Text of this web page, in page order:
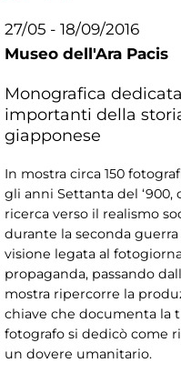
27/05 - 18/09/2016
Museo dell'Ara Pacis
Monografica
importanti della
giapponese
In mostra circa 150
gli anni Settanta del
ricerca verso il realismo
durante la seconda
visione legata al
propaganda, passando
mostra ripercorre la
chiave che documenta la
fotografo si dedicò come
un dovere umanitario.